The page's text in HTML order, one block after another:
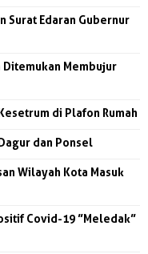
Surat Edaran Gubernur
Ditemukan Membujur
di Plafon Rumah
dan Ponsel
Wilayah Kota Masuk
Covid-19 ”Meledak”